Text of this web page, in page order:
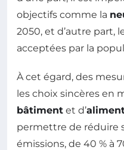
objectifs comme la
2050, et d’autre part,
acceptées par la
À cet égard, des
les choix sincères en
bâtiment et d’
permettre de réduire
émissions, de 40 % à